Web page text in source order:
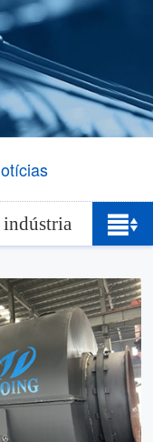
indústria